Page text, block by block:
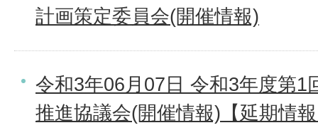
計画策定委員会(開催情報)
令和3年06月07日 令和3年度第
推進協議会(開催情報)【延期情